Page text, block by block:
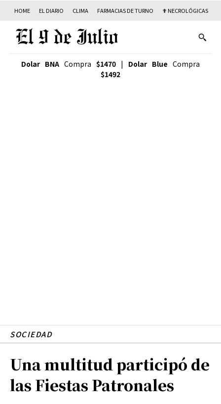
HOME EL DIARIO CLIMA FARMACIAS DE TURNO ✟ NECROLÓGICAS
Dolar BNA Compra $1470 | Dolar Blue Compra
$1492
SOCIEDAD
Una multitud participó de
las Fiestas Patronales